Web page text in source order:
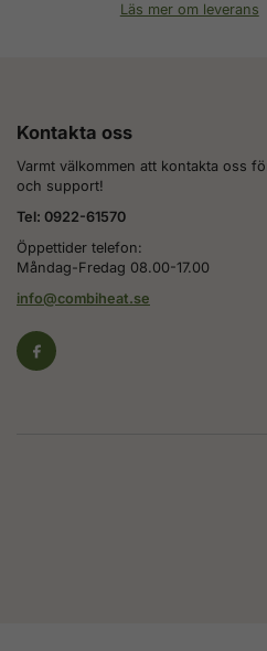
Läs mer om leverans
Kontakta oss
Varmt välkommen att kontakta oss
och support!
Tel: 0922-61570
Öppettider telefon:
Måndag-Fredag 08.00-17.00
info@combiheat.se